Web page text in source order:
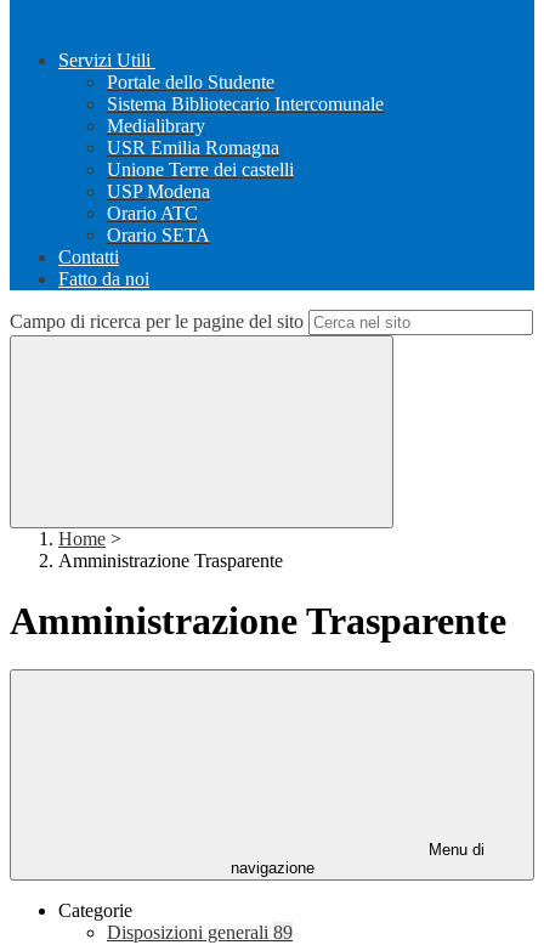
Servizi Utili
Portale dello Studente
Sistema Bibliotecario Intercomunale
Medialibrary
USR Emilia Romagna
Unione Terre dei castelli
USP Modena
Orario ATC
Orario SETA
Contatti
Fatto da noi
Campo di ricerca per le pagine del sito
Home >
Amministrazione Trasparente
Amministrazione Trasparente
Menu di
navigazione
Categorie
Disposizioni generali 89